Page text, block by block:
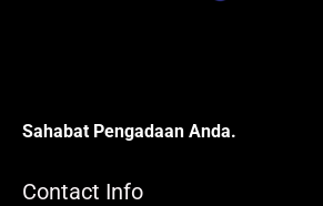
Sahabat Pengadaan Anda.
Contact Info